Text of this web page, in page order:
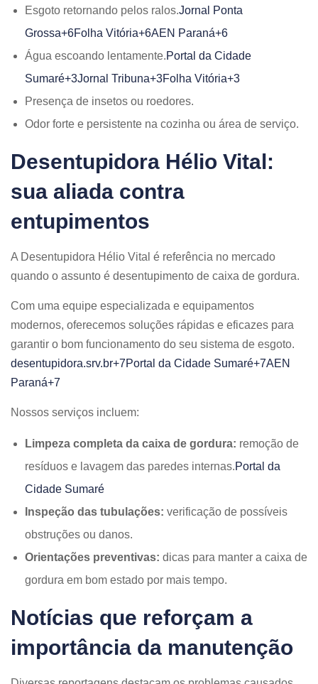
Esgoto retornando pelos ralos.​Jornal Ponta
Grossa+6Folha Vitória+6AEN Paraná+6
Água escoando lentamente.​Portal da Cidade
Sumaré+3Jornal Tribuna+3Folha Vitória+3
Presença de insetos ou roedores.​
Odor forte e persistente na cozinha ou área de serviço.​
Desentupidora Hélio Vital:
sua aliada contra
entupimentos
A Desentupidora Hélio Vital é referência no mercado
quando o assunto é desentupimento de caixa de gordura.
Com uma equipe especializada e equipamentos
modernos, oferecemos soluções rápidas e eficazes para
garantir o bom funcionamento do seu sistema de esgoto.​
desentupidora.srv.br+7Portal da Cidade Sumaré+7AEN
Paraná+7
Nossos serviços incluem:​
Limpeza completa da caixa de gordura: remoção de
resíduos e lavagem das paredes internas.​Portal da
Cidade Sumaré
Inspeção das tubulações: verificação de possíveis
obstruções ou danos.​
Orientações preventivas: dicas para manter a caixa de
gordura em bom estado por mais tempo.​
Notícias que reforçam a
importância da manutenção